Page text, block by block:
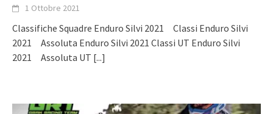
1 Ottobre 2021
Classifiche Squadre Enduro Silvi 2021 Classi Enduro Silvi
2021 Assoluta Enduro Silvi 2021 Classi UT Enduro Silvi
2021 Assoluta UT [...]